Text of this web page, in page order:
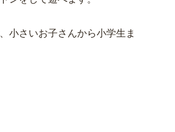
小さいお子さんから小学生ま